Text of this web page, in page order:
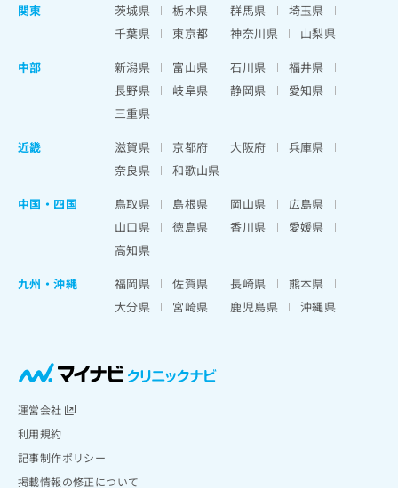
関東
茨城県 栃木県 群馬県
埼玉県
千葉県
東京都 神奈川県
山梨県
中部
新潟県 富山県 石川県
福井県
長野県
岐阜県 静岡県
愛知県
三重県
近畿
滋賀県 京都府 大阪府
兵庫県
奈良県
和歌山県
中国・四国
鳥取県 島根県 岡山県
広島県
山口県
徳島県 香川県
愛媛県
高知県
九州・沖縄
福岡県 佐賀県 長崎県
熊本県
大分県
宮崎県 鹿児島県 沖縄県
運営会社
利用規約
記事制作ポリシー
掲載情報の修正について